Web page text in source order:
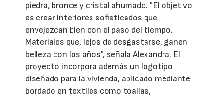
piedra, bronce y cristal ahumado. "El objetivo
es crear interiores sofisticados que
envejezcan bien con el paso del tiempo.
Materiales que, lejos de desgastarse, ganen
belleza con los años", señala Alexandra. El
proyecto incorpora además un logotipo
diseñado para la vivienda, aplicado mediante
bordado en textiles como toallas,